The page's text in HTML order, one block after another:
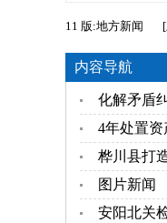
11 版:地方新闻 [
内容导航
化解矛盾
4年处置资
桦川县打
图片新闻
安阳北关